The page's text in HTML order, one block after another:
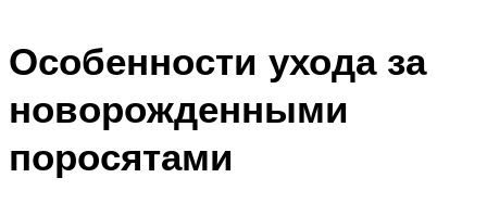
Особенности ухода за
новорожденными
поросятами